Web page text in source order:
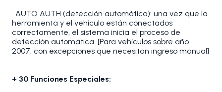
• AUTO AUTH (detección automática): una vez que la
herramienta y el vehículo están conectados
correctamente, el sistema inicia el proceso de
detección automática. [Para vehículos sobre año
2007, con excepciones que necesitan ingreso manual]
+ 30 Funciones Especiales: